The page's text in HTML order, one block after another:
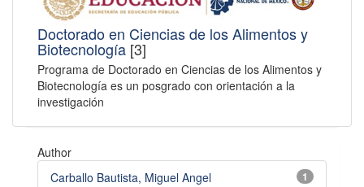
Doctorado en Ciencias de los Alimentos y
Biotecnología [3]
Programa de Doctorado en Ciencias de los Alimentos y
Biotecnología es un posgrado con orientación a la
investigación
Author
1
Carballo Bautista, Miguel Angel